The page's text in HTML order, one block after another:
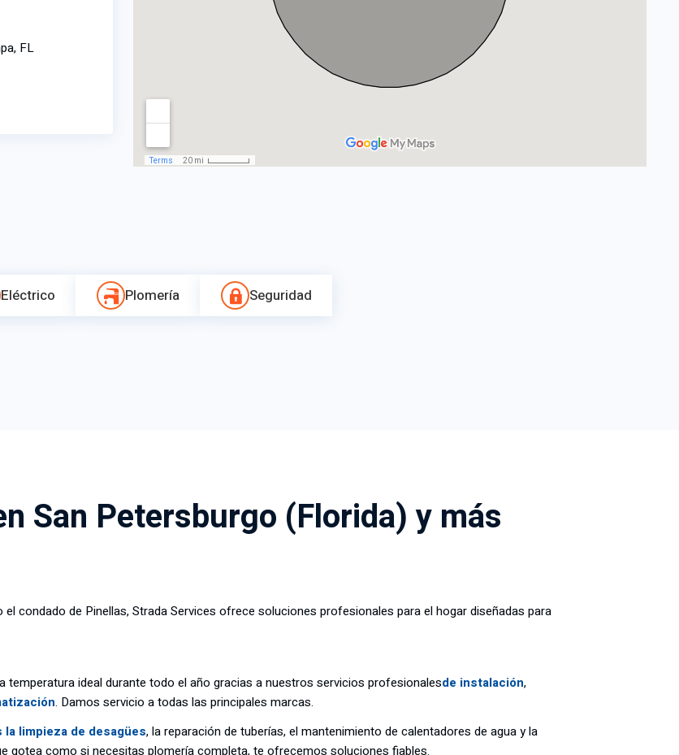
FL
Eléctrico Plomería Seguridad
San Petersburgo (Florida) y más
condado de Pinellas, Strada Services ofrece soluciones profesionales para el hogar diseñadas para
temperatura ideal durante todo el año gracias a nuestros servicios profesionalesde instalación,
. Damos servicio a todas las principales marcas.
la limpieza de desagües, la reparación de tuberías, el mantenimiento de calentadores de agua y la
gotea como si necesitas plomería completa, te ofrecemos soluciones fiables.